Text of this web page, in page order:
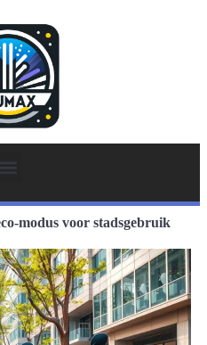
modus voor stadsgebruik